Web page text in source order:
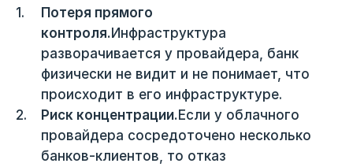
Потеря прямого
контроля.Инфраструктура
разворачивается у провайдера, банк
физически не видит и не понимает, что
происходит в его инфраструктуре.
Риск концентрации.Если у облачного
провайдера сосредоточено несколько
банков-клиентов, то отказ